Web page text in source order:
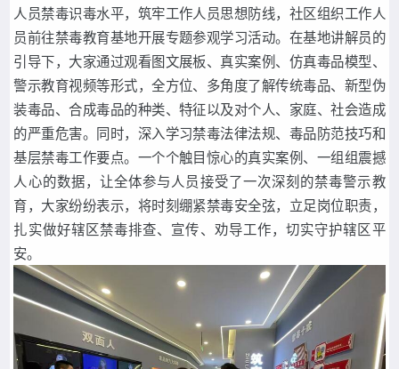
人员禁毒识毒水平，筑牢工作人员思想防线，社区组织工作人
员前往禁毒教育基地开展专题参观学习活动。在基地讲解员的
引导下，大家通过观看图文展板、真实案例、仿真毒品模型、
警示教育视频等形式，全方位、多角度了解传统毒品、新型伪
装毒品、合成毒品的种类、特征以及对个人、家庭、社会造成
的严重危害。同时，深入学习禁毒法律法规、毒品防范技巧和
基层禁毒工作要点。一个个触目惊心的真实案例、一组组震撼
人心的数据，让全体参与人员接受了一次深刻的禁毒警示教
育，大家纷纷表示，将时刻绷紧禁毒安全弦，立足岗位职责，
扎实做好辖区禁毒排查、宣传、劝导工作，切实守护辖区平
安。